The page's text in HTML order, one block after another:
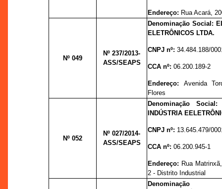
Endereço: Rua Acará,
Nº 049
Nº 237/2013-
ASS/SEAPS
Denominação Social:
ELETRÔNICOS LTDA.
CNPJ nº:34.484.188/
CCA nº:06.200.189-2
Endereço: Avenida
Flores
Nº 052
Nº 027/2014-
ASS/SEAPS
Denominação
INDÚSTRIA
CNPJ nº: 13.645.479/
CCA nº:06.200.945-1
Endereço: Rua
2 - Distrito Industrial